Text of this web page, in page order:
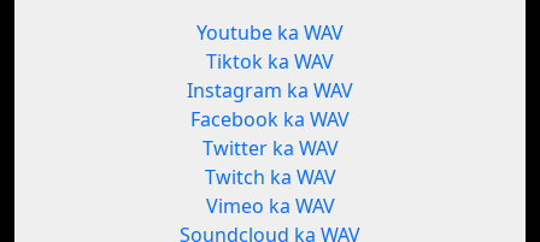
Youtube ka WAV
Tiktok ka WAV
Instagram ka WAV
Facebook ka WAV
Twitter ka WAV
Twitch ka WAV
Vimeo ka WAV
Soundcloud ka WAV